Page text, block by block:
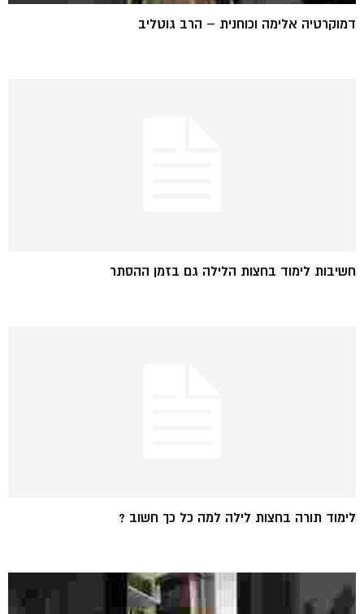
דמוקרטיה אלימה וכוחנית – הרב גוטליב
חשיבות לימוד בחצות הלילה גם בזמן ההסתר
לימוד תורה בחצות לילה למה כל כך חשוב ?